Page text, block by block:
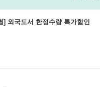
] 외국도서 한정수량 특가할인